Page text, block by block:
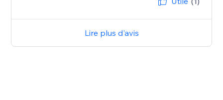
Lire plus d'avis